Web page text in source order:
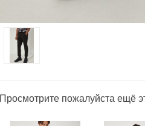
Просмотрите пожалуйста ещё